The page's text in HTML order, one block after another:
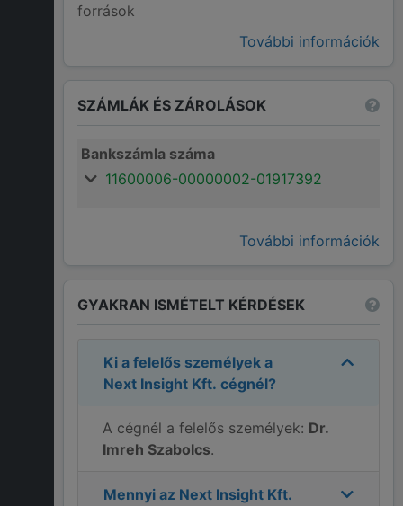
források
További információk
SZÁMLÁK ÉS ZÁROLÁSOK
Bankszámla száma
11600006-00000002-01917392
További információk
GYAKRAN ISMÉTELT KÉRDÉSEK
Ki a felelős személyek a
Next Insight Kft. cégnél?
A cégnél a felelős személyek: Dr.
Imreh Szabolcs.
Mennyi az Next Insight Kft.